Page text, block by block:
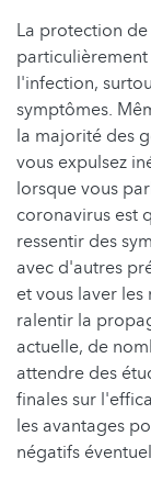
La protection
l'infection,
symptômes.
la majorité des
vous expulsez
lorsque vous
coronavirus est
ressentir des
avec d'autres
et vous laver
ralentir la
actuelle, de
attendre des
finales sur
les avantages
négatifs